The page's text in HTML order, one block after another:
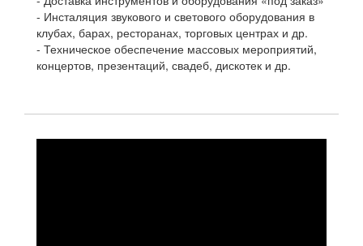
- Инсталяция звукового и светового оборудования в
клубах, барах, ресторанах, торговых центрах и др.
- Техническое обеспечение массовых мероприятий,
концертов, презентаций, свадеб, дискотек и др.